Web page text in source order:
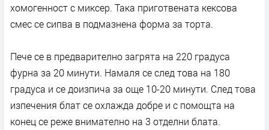
хомогенност с миксер. Така приготвената кексова
смес се сипва в подмазнена форма за торта.
Пече се в предварително загрята на 220 градуса
фурна за 20 минути. Намаля се след това на 180
градуса и се доизпича за още 10-20 минути. След това
изпечения блат се охлажда добре и с помощта на
конец се реже внимателно на 3 отделни блата.